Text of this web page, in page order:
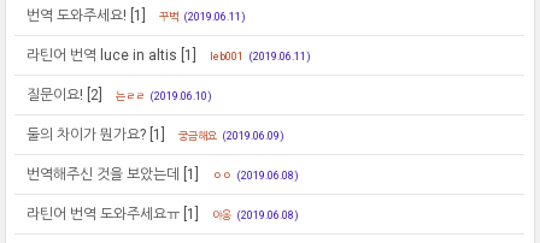
번역 도와주세요! [1] 꾸벅 (2019.06.11)
라틴어 번역 luce in altis [1] leb001 (2019.06.11)
질문이요! [2] 는ㄹㄹ (2019.06.10)
둘의 차이가 뭔가요? [1] 궁금해요 (2019.06.09)
번역해주신 것을 보았는데 [1] ㅇㅇ (2019.06.08)
라틴어 번역 도와주세요ㅠ [1] 야옹 (2019.06.08)